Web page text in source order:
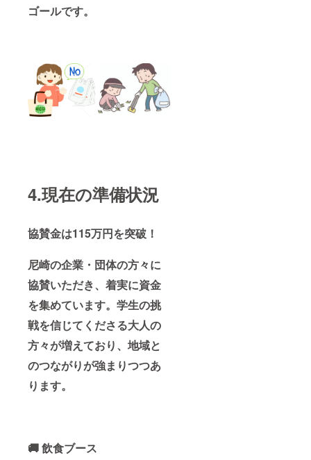
ゴールです。
4.現在の準備状況
協賛金は115万円を突破！
尼崎の企業・団体の方々に
協賛いただき、着実に資金
を集めています。学生の挑
戦を信じてくださる大人の
方々が増えており、地域と
のつながりが強まりつつあ
ります。
🚚 飲食ブース